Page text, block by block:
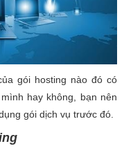
gói hosting nào đó có
hay không, bạn nên
gói dịch vụ trước đó.